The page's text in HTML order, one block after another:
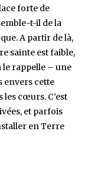
forte de
t-il de la
A partir de là,
sainte est faible,
rappelle – une
envers cette
cœurs. C’est
et parfois
en Terre